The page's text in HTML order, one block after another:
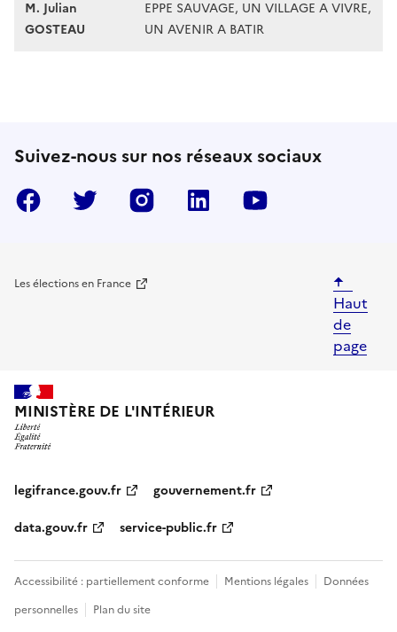
M. Julian
GOSTEAU
EPPE SAUVAGE, UN VILLAGE A VIVRE,
UN AVENIR A BATIR
Suivez-nous sur nos réseaux sociaux
Facebook Twitter InstragramLinkedIn
Les élections en France
Haut
de
page
MINISTÈRE DE L'INTÉRIEUR
legifrance.gouv.fr
gouvernement.fr
data.gouv.fr
service-public.fr
Accessibilité : partiellement conforme Mentions légales
Données
personnelles
Plan du site